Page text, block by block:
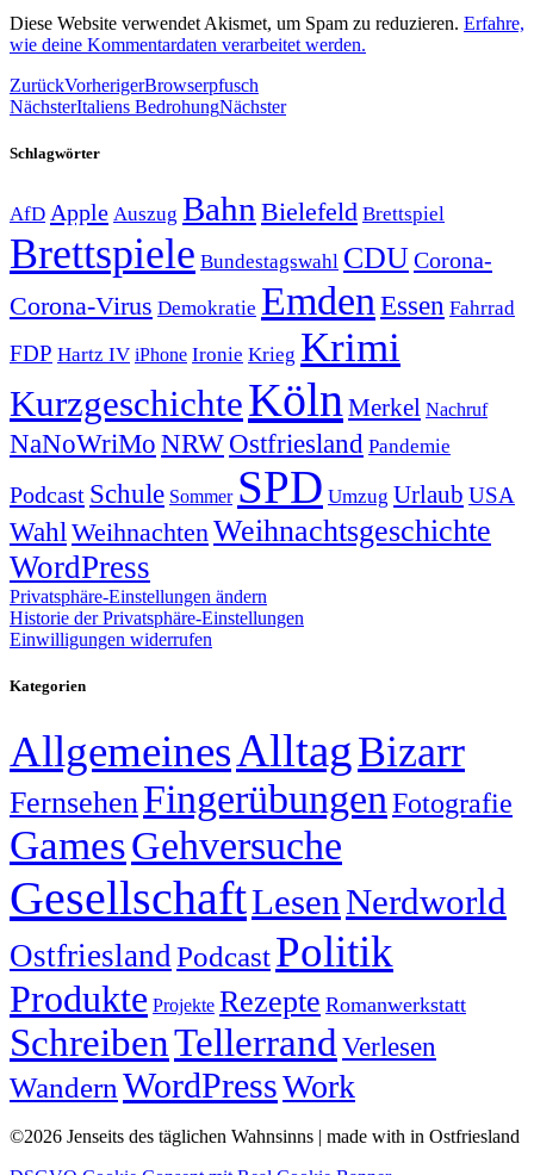
Diese Website verwendet Akismet, um Spam zu reduzieren. Erfahre,
wie deine Kommentardaten verarbeitet werden.
ZurückVorherigerBrowserpfusch
NächsterItaliens BedrohungNächster
Schlagwörter
AfD Apple Auszug Bahn Bielefeld Brettspiel
Brettspiele Bundestagswahl CDUCorona-
Corona-Virus Demokratie Emden Essen Fahrrad
FDP Hartz IV iPhone Ironie Krieg Krimi
KurzgeschichteKölnMerkel Nachruf
NaNoWriMo NRWOstfriesland Pandemie
Podcast Schule Sommer SPD Umzug Urlaub USA
WahlWeihnachtenWeihnachtsgeschichte
WordPress
Privatsphäre-Einstellungen ändern
Historie der Privatsphäre-Einstellungen
Einwilligungen widerrufen
Kategorien
AllgemeinesAlltagBizarr
Fernsehen Fingerübungen Fotografie
GamesGehversuche
GesellschaftLesen Nerdworld
Ostfriesland PodcastPolitik
Produkte Projekte Rezepte Romanwerkstatt
SchreibenTellerrand Verlesen
Wandern WordPressWork
©2026 Jenseits des täglichen Wahnsinns | made with in Ostfriesland